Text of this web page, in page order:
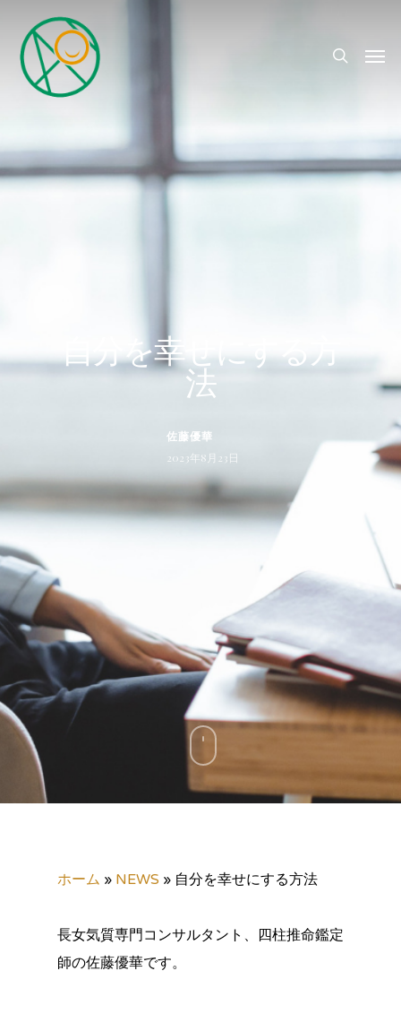
自分を幸せにする方
法
佐藤優華
2023年8月23日
ホーム » NEWS » 自分を幸せにする方法
長女気質専門コンサルタント、四柱推命鑑定
師の佐藤優華です。